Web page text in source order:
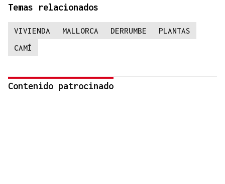
Temas relacionados
VIVIENDA MALLORCA DERRUMBE
PLANTAS
CAMÍ
Contenido patrocinado